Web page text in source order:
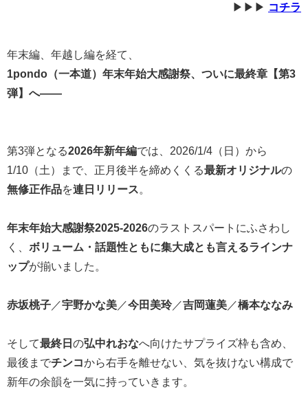
▶▶▶ コチラ
年末編、年越し編を経て、
1pondo（一本道）年末年始大感謝祭、ついに最終章【第3
弾】へ――
第3弾となる2026年新年編では、2026/1/4（日）から
1/10（土）まで、正月後半を締めくくる最新オリジナルの
無修正作品を連日リリース
年末年始大感謝祭2025-2026のラストスパートにふさわし
く、 ボリューム・話題性ともに集大成とも言えるラインナ
ップが揃いました。
赤坂桃子 ／宇野かな美 ／今田美玲／吉岡蓮美 ／橋本ななみ
そして最終日 の弘中れおなへ向けたサプライズ枠も含め、
最後までチンコから右手を離せない、気を抜けない構成で
新年の余韻を一気に持っていきます。